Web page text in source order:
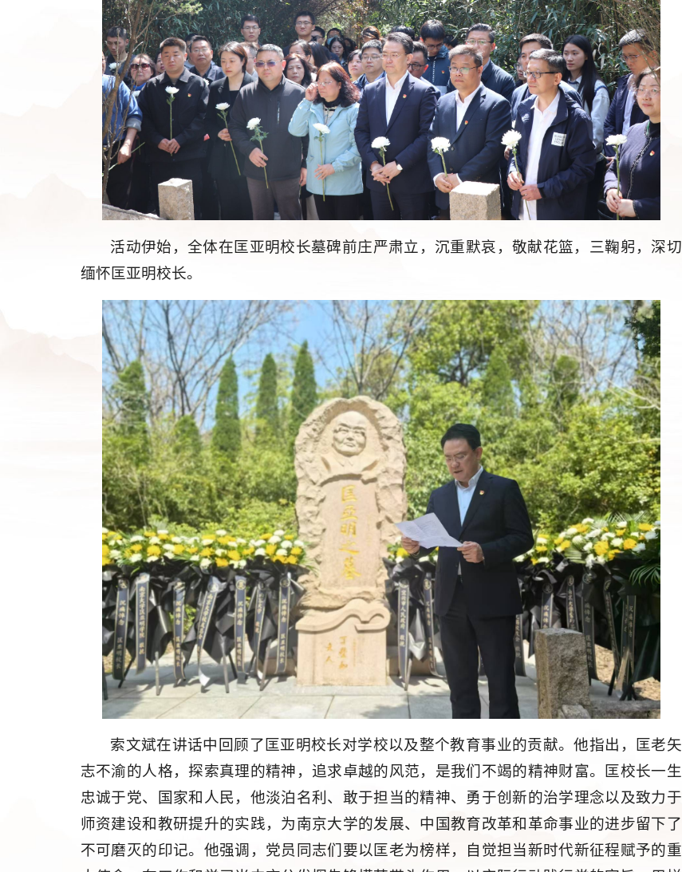
活动伊始，全体在匡亚明校长墓碑前庄严肃立，沉重默哀，敬献花篮，三鞠躬，深切
缅怀匡亚明校长。
索文斌在讲话中回顾了匡亚明校长对学校以及整个教育事业的贡献。他指出，匡老矢
志不渝的人格，探索真理的精神，追求卓越的风范，是我们不竭的精神财富。匡校长一生
忠诚于党、国家和人民，他淡泊名利、敢于担当的精神、勇于创新的治学理念以及致力于
师资建设和教研提升的实践，为南京大学的发展、中国教育改革和革命事业的进步留下了
不可磨灭的印记。他强调，党员同志们要以匡老为榜样，自觉担当新时代新征程赋予的重